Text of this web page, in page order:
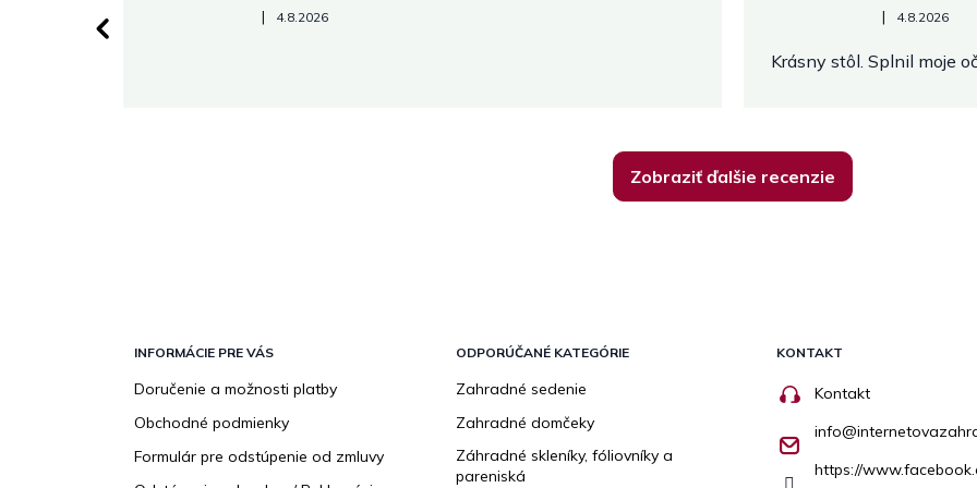
Hodnotenie obchodu je 5 z 5 hviezdičiek.
| 4.8.2026 Hodnotenie obchodu je 5 z
| 4.8.2026
Krásny stôl. Splnil moje
Zobraziť ďalšie recenzie
INFORMÁCIE PRE VÁS
Doručenie a možnosti platby
Obchodné podmienky
Formulár pre odstúpenie od zmluvy
ODPORÚČANÉ KATEGÓRIE
Zahradné sedenie
Zahradné domčeky
Záhradné skleníky, fóliovníky a
pareniská
KONTAKT
Kontakt
info@
https://